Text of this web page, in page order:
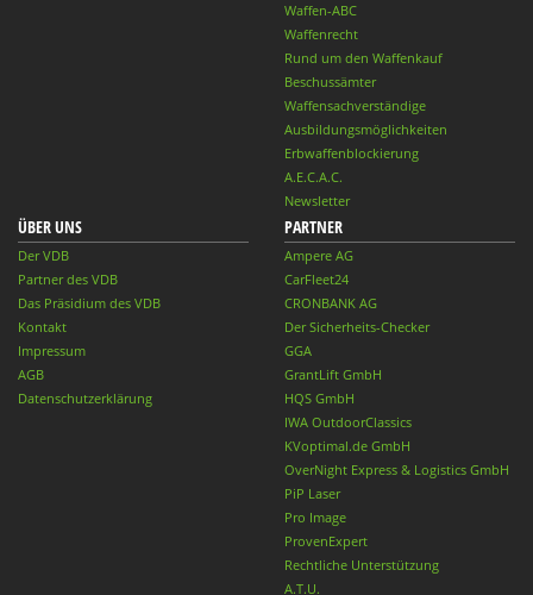
Waffen-ABC
Waffenrecht
Rund um den Waffenkauf
Beschussämter
Waffensachverständige
Ausbildungsmöglichkeiten
Erbwaffenblockierung
A.E.C.A.C.
Newsletter
ÜBER UNS
Der VDB
Partner des VDB
Das Präsidium des VDB
Kontakt
Impressum
AGB
Datenschutzerklärung
PARTNER
Ampere AG
CarFleet24
CRONBANK AG
Der Sicherheits-Checker
GGA
GrantLift GmbH
HQS GmbH
IWA OutdoorClassics
KVoptimal.de GmbH
OverNight Express & Logistics GmbH
PiP Laser
Pro Image
ProvenExpert
Rechtliche Unterstützung
A.T.U.